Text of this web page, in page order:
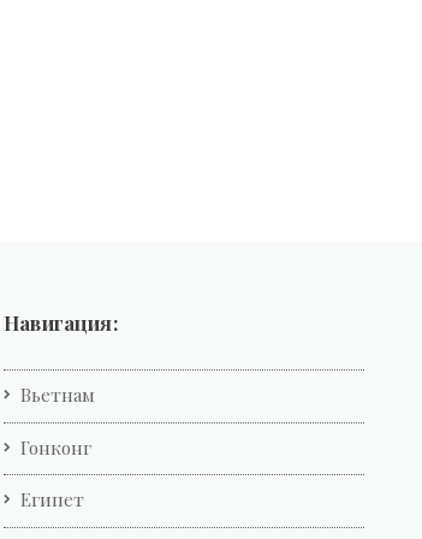
Навигация:
Вьетнам
Гонконг
Египет